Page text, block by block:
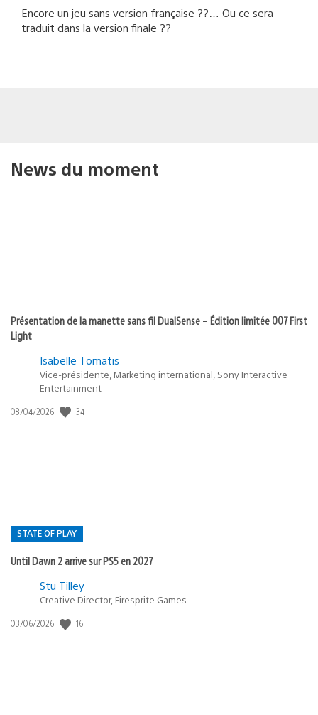
Encore un jeu sans version française ??… Ou ce sera
traduit dans la version finale ??
News du moment
Présentation de la manette sans fil DualSense – Édition limitée 007 First
Light
Isabelle Tomatis
Vice-présidente, Marketing international, Sony Interactive
Entertainment
Date
08/04/2026 34
STATE OF PLAY
Until Dawn 2 arrive sur PS5 en 2027
Postée
:
Stu Tilley
Creative Director, Firesprite Games
Date
03/06/2026 16